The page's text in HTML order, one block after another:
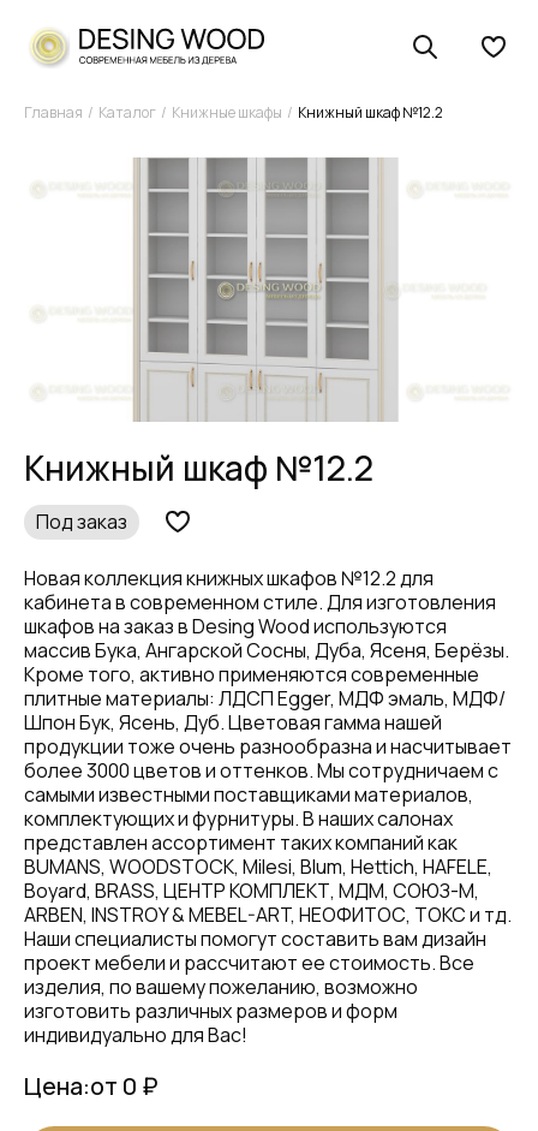
Главная Каталог Книжные шкафы Книжный шкаф №12.2
Книжный шкаф №12.2
Под заказ
Новая коллекция книжных шкафов №12.2 для
кабинета в современном стиле. Для изготовления
шкафов на заказ в Desing Wood используются
массив Бука, Ангарской Сосны, Дуба, Ясеня, Берёзы.
Кроме того, активно применяются современные
плитные материалы: ЛДСП Egger, МДФ эмаль, МДФ/
Шпон Бук, Ясень, Дуб. Цветовая гамма нашей
продукции тоже очень разнообразна и насчитывает
более 3000 цветов и оттенков. Мы сотрудничаем с
самыми известными поставщиками материалов,
комплектующих и фурнитуры. В наших салонах
представлен ассортимент таких компаний как
BUMANS, WOODSTOCK, Milesi, Blum, Hettich, HAFELE,
Boyard, BRASS, ЦЕНТР КОМПЛЕКТ, МДМ, СОЮЗ-М,
ARBEN, INSTROY & MEBEL-ART, НЕОФИТОС, ТОКС и тд.
Наши специалисты помогут составить вам дизайн
проект мебели и рассчитают ее стоимость. Все
изделия, по вашему пожеланию, возможно
изготовить различных размеров и форм
индивидуально для Вас!
Цена:от 0 ₽